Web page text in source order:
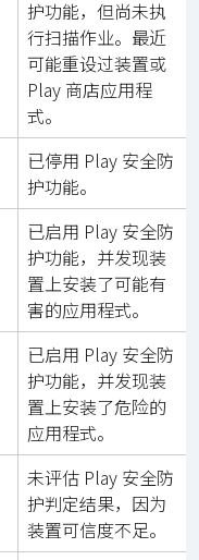
护功能，但尚未执
行扫描作业。最近
可能重设过装置或
Play 商店应用程
式。
已停用 Play 安全防
护功能。
已启用 Play 安全防
护功能，并发现装
置上安装了可能有
害的应用程式。
已启用 Play 安全防
护功能，并发现装
置上安装了危险的
应用程式。
未评估 Play 安全防
护判定结果，因为
装置可信度不足。